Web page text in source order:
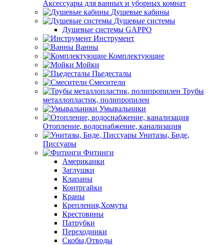
Аксессуары для ванных и уборных комнат
Душевые кабины
Душевые системы
Душевые системы GAPPO
Инструмент
Ванны
Комплектующие
Мойки
Пьедесталы
Смесители
Трубы
металлопластик, полипропилен
Умывальники
Отопление, водоснабжение, канализация
Унитазы, Биде,
Писсуары
Фитинги
Американки
Заглушки
Клапаны
Контргайки
Краны
Крепления,Хомуты
Крестовины
Патрубки
Переходники
Скобы,Отводы